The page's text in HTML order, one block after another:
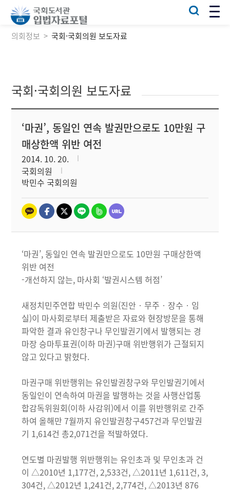
의회정보 국회·국회의원 보도자료
국회·국회의원 보도자료
‘마권’, 동일인 연속 발권만으로도 10만원 구
매상한액 위반 여전
2014. 10. 20.
국회의원
박민수 국회의원
‘마권’, 동일인 연속 발권만으로도 10만원 구매상한액
위반 여전
-개선하지 않는, 마사회 ‘발권시스템 허점’
새정치민주연합 박민수 의원(진안‧무주‧장수‧임
실)이 마사회로부터 제출받은 자료와 현장방문을 통해
파악한 결과 유인창구나 무인발권기에서 발행되는 경
마장 승마투표권(이하 마권)구매 위반행위가 근절되지
않고 있다고 밝혔다.
마권구매 위반행위는 유인발권창구와 무인발권기에서
동일인이 연속하여 마권을 발행하는 것을 사행산업통
합감독위원회(이하 사감위)에서 이를 위반행위로 간주
하여 올해만 7월까지 유인발권창구457건과 무인발권
기 1,614건 총2,071건을 적발하였다.
연도별 마권발행 위반행위는 유인초과 및 무인초과 건
이 △2010년 1,177건, 2,533건, △2011년 1,611건, 3,
304건, △2012년 1,241건, 2,774건, △2013년 876